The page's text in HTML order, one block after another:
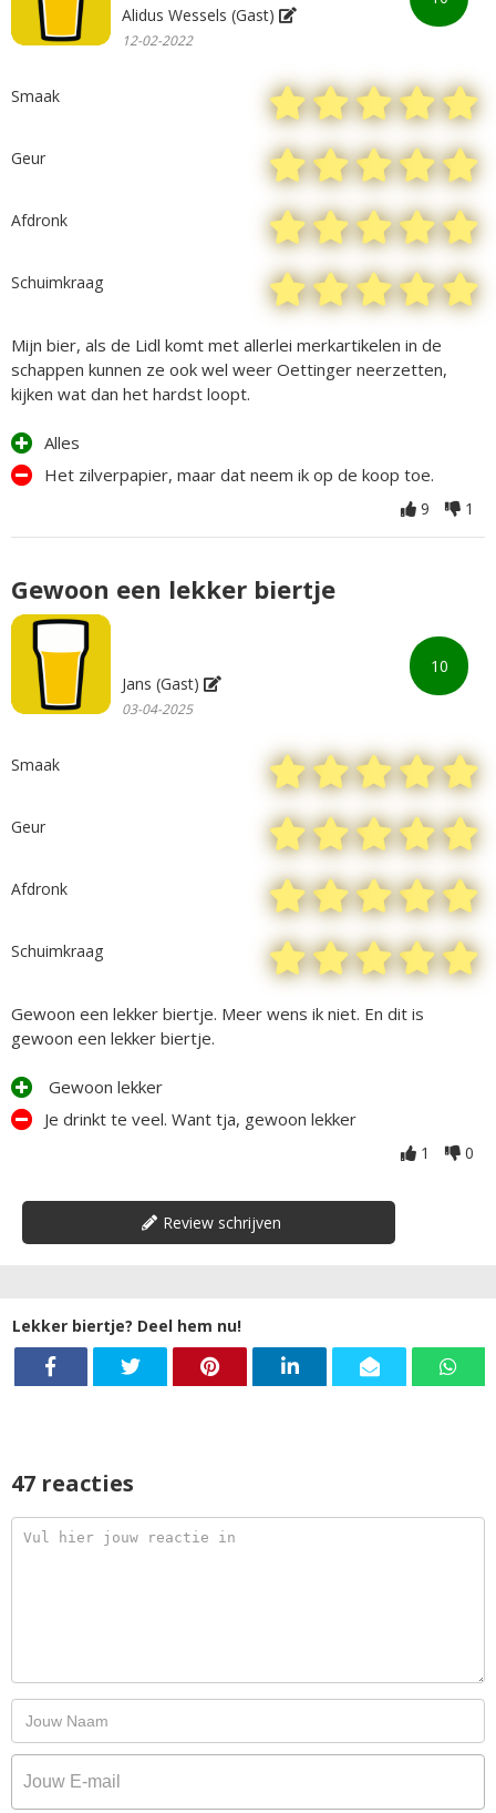
Alidus Wessels (Gast)
12-02-2022
Smaak
Geur
Afdronk
Schuimkraag
Mijn bier, als de Lidl komt met allerlei merkartikelen in de
schappen kunnen ze ook wel weer Oettinger neerzetten,
kijken wat dan het hardst loopt.
Alles
Het zilverpapier, maar dat neem ik op de koop toe.
9 1
10
Gewoon een lekker biertje
Jans (Gast)
03-04-2025
Smaak
Geur
Afdronk
Schuimkraag
Gewoon een lekker biertje. Meer wens ik niet. En dit is
gewoon een lekker biertje.
Gewoon lekker
Je drinkt te veel. Want tja, gewoon lekker
1 0
Review schrijven
Lekker biertje? Deel hem nu!
47 reacties